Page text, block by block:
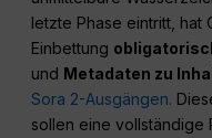
letzte Phase eintritt, hat
Einbettung
und Metadaten zu
Sora 2-Ausgängen.
sollen eine